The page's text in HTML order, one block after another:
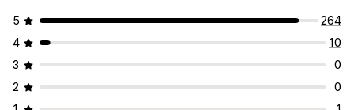
5
264
4
10
3
0
2
0